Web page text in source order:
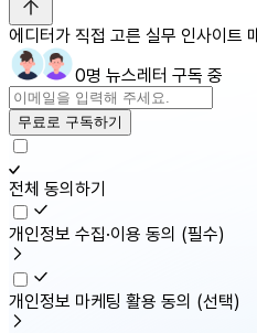
에디터가 직접 고른 실무 인사이트
0명 뉴스레터 구독 중
무료로 구독하기
전체 동의하기
개인정보 수집·이용 동의 (필수)
개인정보 마케팅 활용 동의 (선택)